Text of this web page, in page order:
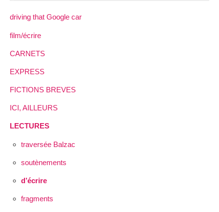
driving that Google car
film/écrire
CARNETS
EXPRESS
FICTIONS BREVES
ICI, AILLEURS
LECTURES
traversée Balzac
soutènements
d’écrire
fragments